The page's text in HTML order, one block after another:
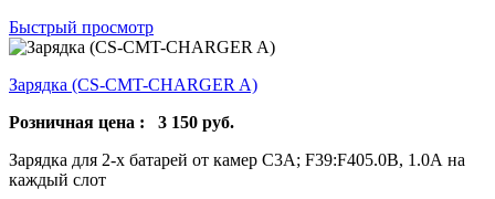
Быстрый просмотр
Зарядка (CS-CMT-CHARGER A)
Розничная цена : 3 150 руб.
Зарядка для 2-х батарей от камер С3А; F39:F405.0В, 1.0А на
каждый слот